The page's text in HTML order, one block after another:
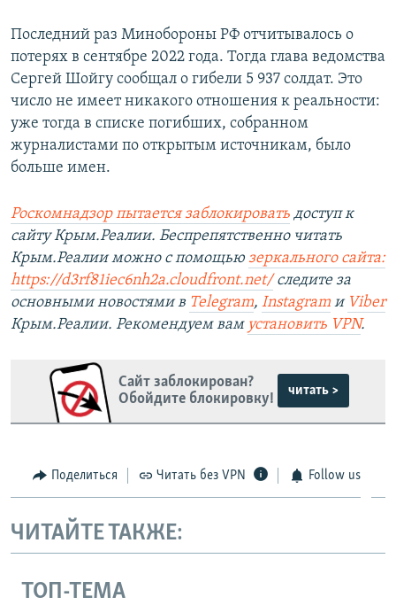
Последний раз Минобороны РФ отчитывалось о
потерях в сентябре 2022 года. Тогда глава ведомства
Сергей Шойгу сообщал о гибели 5 937 солдат. Это
число не имеет никакого отношения к реальности:
уже тогда в списке погибших, собранном
журналистами по открытым источникам, было
больше имен.
Роскомнадзор пытается заблокировать доступ к
сайту Крым.Реалии. Беспрепятственно читать
Крым.Реалии можно с помощью зеркального сайта:
https://d3rf81iec6nh2a.cloudfront.net/следите за
основными новостями в Telegram, Instagram и Viber
Крым.Реалии. Рекомендуем вам установить VPN.
Сайт заблокирован?
Обойдите блокировку!
читать >
Поделиться Читать без VPN Follow us
ЧИТАЙТЕ ТАКЖЕ:
ТОП-ТЕМА